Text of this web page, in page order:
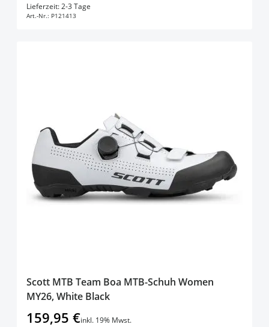
Lieferzeit: 2-3 Tage
Art.-Nr.: P121413
Scott MTB Team Boa MTB-Schuh Women
MY26, White Black
159,95 €inkl. 19% Mwst.